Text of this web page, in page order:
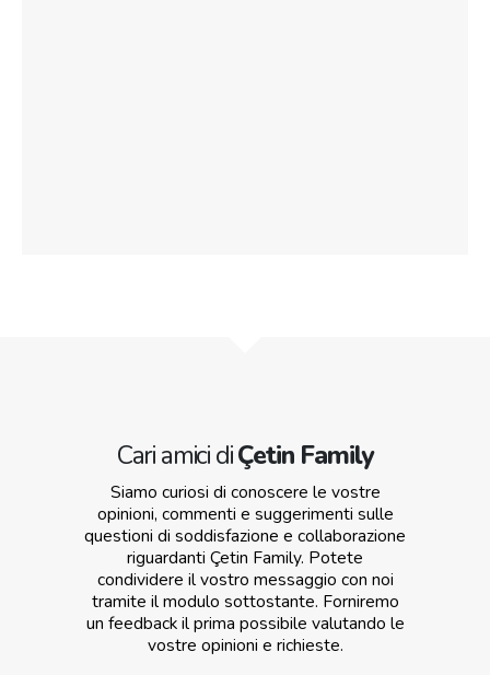
Cari amici diÇetin Family
Siamo curiosi di conoscere le vostre
opinioni, commenti e suggerimenti sulle
questioni di soddisfazione e collaborazione
riguardanti Çetin Family. Potete
condividere il vostro messaggio con noi
tramite il modulo sottostante. Forniremo
un feedback il prima possibile valutando le
vostre opinioni e richieste.